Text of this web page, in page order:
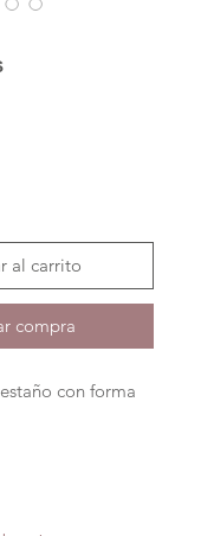
al carrito
compra
con forma